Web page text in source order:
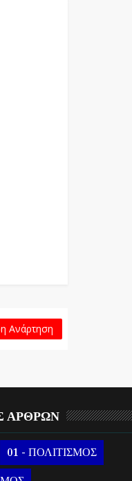
Ανάρτηση
ΑΡΘΡΩΝ
01 - ΠΟΛΙΤΙΣΜΟΣ